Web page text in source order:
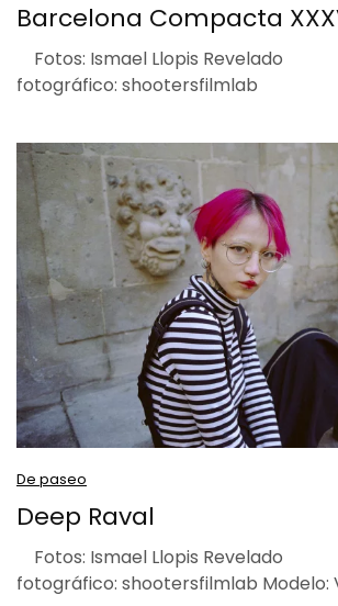
Barcelona Compacta
Fotos: Ismael Llopis Revelado
fotográfico: shootersfilmlab
De paseo
Deep Raval
Fotos: Ismael Llopis Revelado
fotográfico: shootersfilmlab Modelo: